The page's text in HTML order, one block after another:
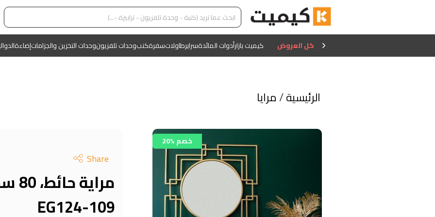
كل العروض كيميت بازارأدوات المائدةسرايرطاولاتسفرةكنبوحدات تلفزيونوحدات التخزين والجزاماتإضاءة
الرئيسية/مرايا
20% خصم
Share
EG124-109